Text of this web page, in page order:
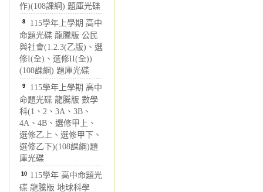
作)(108課綱) 題庫光碟
8 115學年上學期 高中
命題光碟 龍騰版 公民
與社會(1.2.3(乙版)、選
修I(全)、選修II(全))
(108課綱) 題庫光碟
9 115學年上學期 高中
命題光碟 龍騰版 數學
科(1、2、3A、3B、
4A、4B、選修甲上、
選修乙上、選修甲下、
選修乙下)(108課綱)題
庫光碟
10 115學年 高中命題光
碟 龍騰版 地球科學